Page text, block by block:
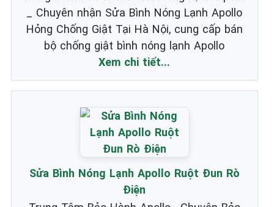
_ Chuyên nhận Sửa Bình Nóng Lạnh Apollo
Hỏng Chống Giật Tại Hà Nội, cung cấp bán
bộ chống giật bình nóng lạnh Apollo
Xem chi tiết...
Sửa Bình Nóng Lạnh Apollo Ruột Đun Rò
Điện